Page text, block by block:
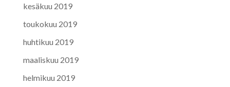
kesäkuu 2019
toukokuu 2019
huhtikuu 2019
maaliskuu 2019
helmikuu 2019